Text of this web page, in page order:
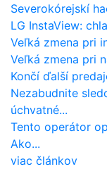
Severokórejskí
LG InstaView:
Veľká zmena pri
Veľká zmena pri
Končí ďalší
Nezabudnite
úchvatné...
Tento operátor
Ako...
viac článkov